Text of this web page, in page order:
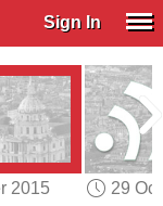
Sign In
2015
29